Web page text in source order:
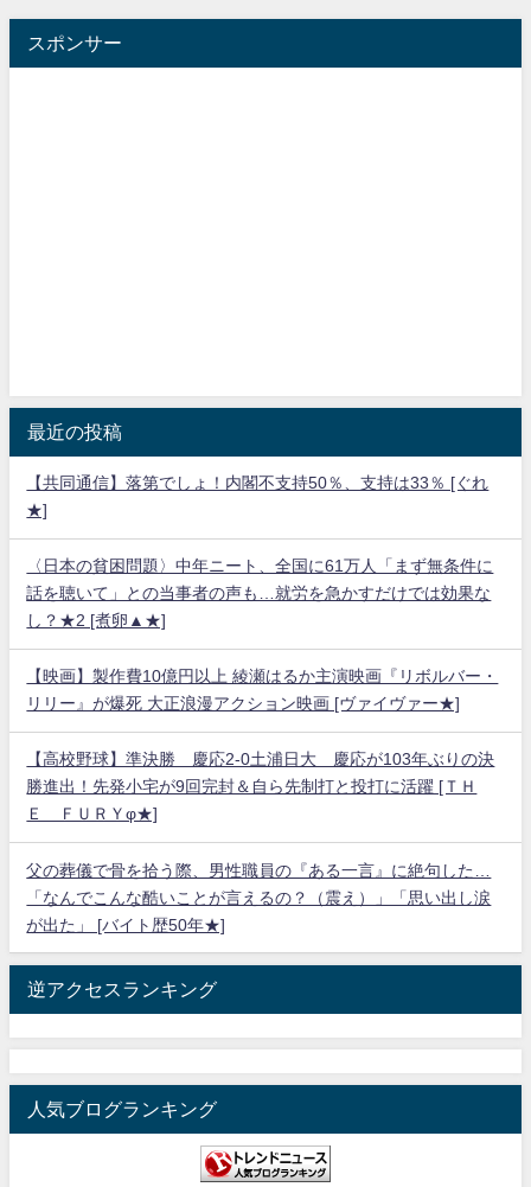
スポンサー
最近の投稿
【共同通信】落第でしょ！内閣不支持50％、支持は33％ [ぐれ
★]
〈日本の貧困問題〉中年ニート、全国に61万人「まず無条件に
話を聴いて」との当事者の声も…就労を急かすだけでは効果な
し？★2 [煮卵▲★]
【映画】製作費10億円以上 綾瀬はるか主演映画『リボルバー・
リリー』が爆死 大正浪漫アクション映画 [ヴァイヴァー★]
【高校野球】準決勝 慶応2-0土浦日大 慶応が103年ぶりの決
勝進出！先発小宅が9回完封＆自ら先制打と投打に活躍 [ＴＨ
Ｅ ＦＵＲＹφ★]
父の葬儀で骨を拾う際、男性職員の『ある一言』に絶句した…
「なんでこんな酷いことが言えるの？（震え）」「思い出し涙
が出た」 [バイト歴50年★]
逆アクセスランキング
人気ブログランキング